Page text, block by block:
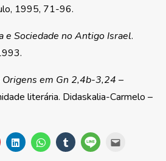
1995, 71-96.
e Sociedade no Antigo Israel.
Origens em Gn 2,4b-3,24 –
literária. Didaskalia-Carmelo –